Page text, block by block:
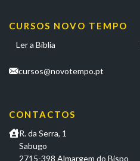
CURSOS NOVO TEMPO
Ler a Bíblia
cursos@novotempo.pt
CONTACTOS
R. da Serra, 1
Sabugo
2715-398 Almargem do Bispo